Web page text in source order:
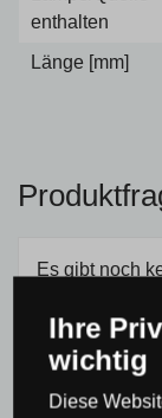
enthalten
Länge [mm]
Es gibt noch
Ihr Name
Ihre
wichtig
Diese